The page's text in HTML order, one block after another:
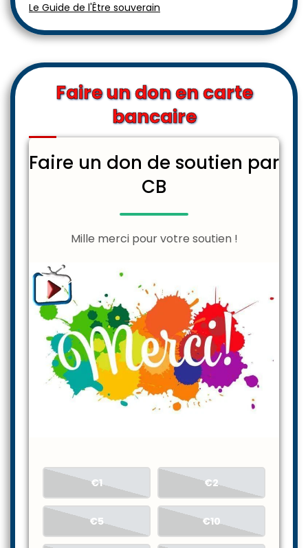
Le Guide de l'Être souverain
Faire un don en carte
bancaire
Faire un don de soutien par
CB
Mille merci pour votre soutien !
€1 €2
€5 €10